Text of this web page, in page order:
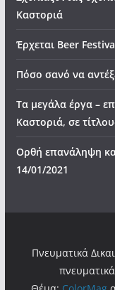
Καστοριά
Έρχεται Beer
Πόσο σανό να
Τα μεγάλα έργα –
Καστοριά, σε
Ορθή επανάληψη
14/01/2021
Πνευματικά